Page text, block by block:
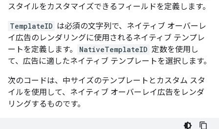
スタイルをカスタマイズできるフィールドを定義します。
TemplateID は必須の文字列で、ネイティブ オーバーレ
イ広告のレンダリングに使用されるネイティブ テンプレ
ートを定義します。
NativeTemplateID 定数を使用し
て、広告に適したネイティブ テンプレートを選択します。
次のコードは、中サイズのテンプレートとカスタム スタ
イルを使用して、ネイティブ オーバーレイ広告をレンダ
リングするものです。